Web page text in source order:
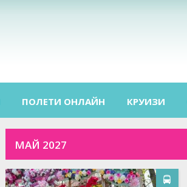
ПОЛЕТИ ОНЛАЙН КРУИЗИ
МАЙ 2027